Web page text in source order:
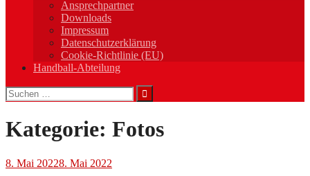
Ansprechpartner
Downloads
Impressum
Datenschutzerklärung
Cookie-Richtlinie (EU)
Handball-Abteilung
Suchen
nach:
Kategorie: Fotos
8. Mai 20228. Mai 2022